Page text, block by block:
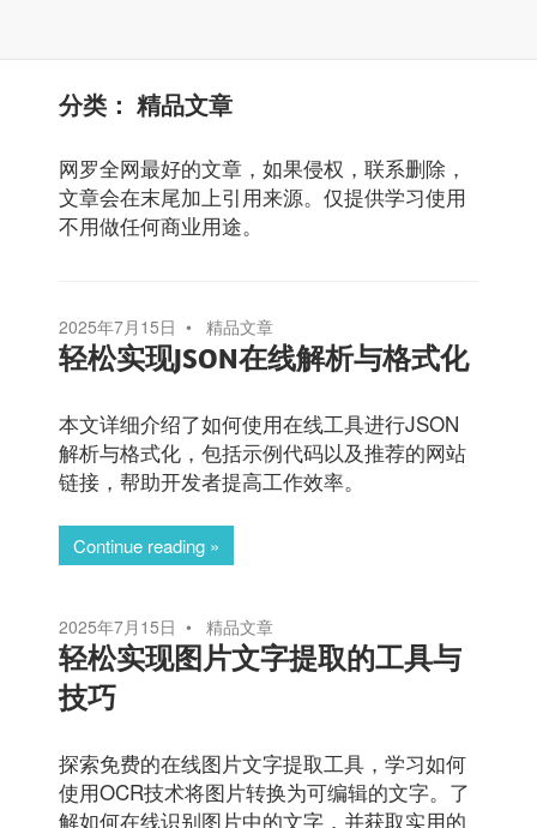
分类： 精品文章
网罗全网最好的文章，如果侵权，联系删除，
文章会在末尾加上引用来源。仅提供学习使用
不用做任何商业用途。
2025年7月15日 精品文章
轻松实现JSON在线解析与格式化
本文详细介绍了如何使用在线工具进行JSON
解析与格式化，包括示例代码以及推荐的网站
链接，帮助开发者提高工作效率。
Continue reading
2025年7月15日 精品文章
轻松实现图片文字提取的工具与
技巧
探索免费的在线图片文字提取工具，学习如何
使用OCR技术将图片转换为可编辑的文字。了
解如何在线识别图片中的文字，并获取实用的